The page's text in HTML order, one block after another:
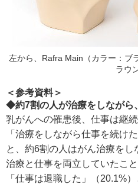
左から、Rafra Main（カラー：ブ
ラウ
＜参考資料＞
◆約7割の人が治療をしながら
乳がんへの罹患後、仕事は継
「治療をしながら仕事を続け
と、約6割の人はがん治療をし
治療と仕事を両立していたこ
「仕事は退職した」（20.1%